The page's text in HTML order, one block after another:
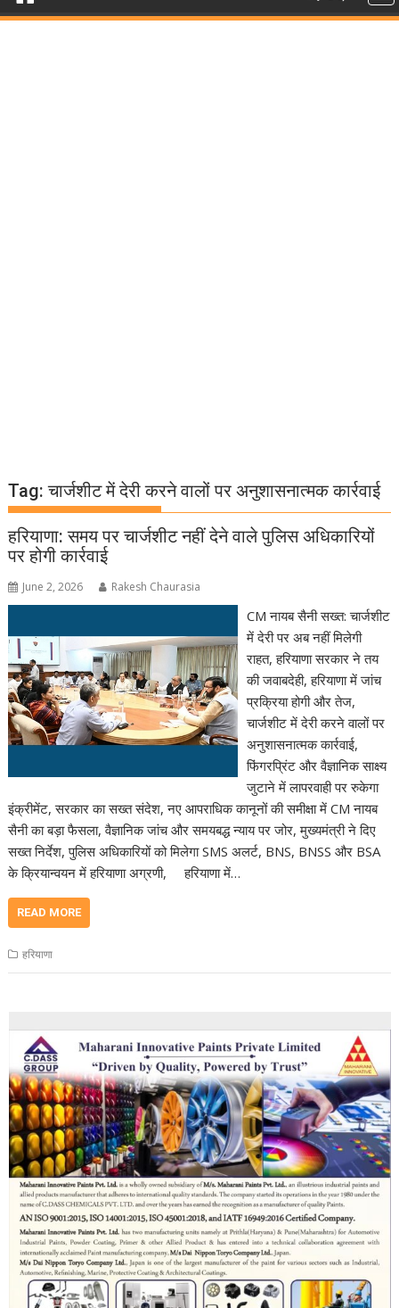
Tag:चार्जशीट में देरी करने वालों पर अनुशासनात्मक कार्रवाई
हरियाणा: समय पर चार्जशीट नहीं देने वाले पुलिस अधिकारियों
पर होगी कार्रवाई
June 2, 2026 Rakesh Chaurasia
CM नायब सैनी सख्त: चार्जशीट
में देरी पर अब नहीं मिलेगी
राहत, हरियाणा सरकार ने तय
की जवाबदेही, हरियाणा में जांच
प्रक्रिया होगी और तेज,
चार्जशीट में देरी करने वालों पर
अनुशासनात्मक कार्रवाई,
फिंगरप्रिंट और वैज्ञानिक साक्ष्य
जुटाने में लापरवाही पर रुकेगा
इंक्रीमेंट, सरकार का सख्त संदेश, नए आपराधिक कानूनों की समीक्षा में CM नायब
सैनी का बड़ा फैसला, वैज्ञानिक जांच और समयबद्ध न्याय पर जोर, मुख्यमंत्री ने दिए
सख्त निर्देश, पुलिस अधिकारियों को मिलेगा SMS अलर्ट, BNS, BNSS और BSA
के क्रियान्वयन में हरियाणा अग्रणी, हरियाणा में…
READ MORE
हरियाणा